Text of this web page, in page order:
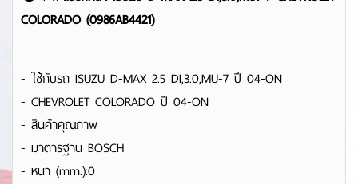
COLORADO (0986AB4421)
- ใช้กับรถ ISUZU D-MAX 2.5 DI,3.0,MU-7 ปี 04-ON
- CHEVROLET COLORADO ปี 04-ON
- สินค้าคุณภาพ
- มาตารฐาน BOSCH
- หนา (mm.):0